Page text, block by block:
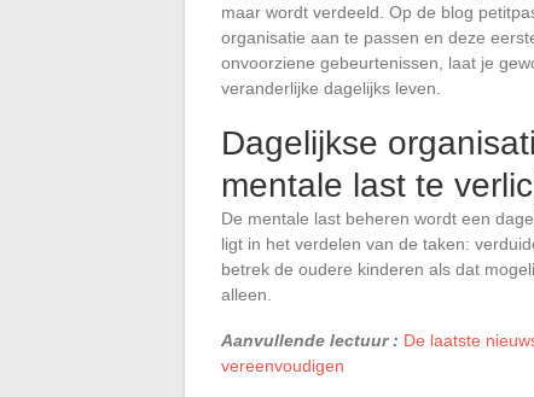
maar wordt verdeeld. Op de blog
organisatie aan te passen en deze
onvoorziene gebeurtenissen, laat je
veranderlijke dagelijks leven.
Dagelijkse
mentale last te
De mentale last beheren wordt een
ligt in het verdelen van de taken:
betrek de oudere kinderen als dat
alleen.
Aanvullende lectuur : De laatste
vereenvoudigen